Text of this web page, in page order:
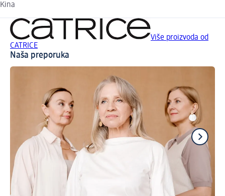
Kina
Više proizvoda od
CATRICE
Naša preporuka